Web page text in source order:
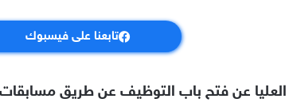
تابعنا على فيسبوك
العليا عن فتح باب التوظيف عن طريق